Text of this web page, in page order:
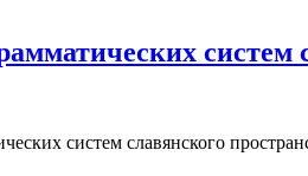
систем
систем славянского